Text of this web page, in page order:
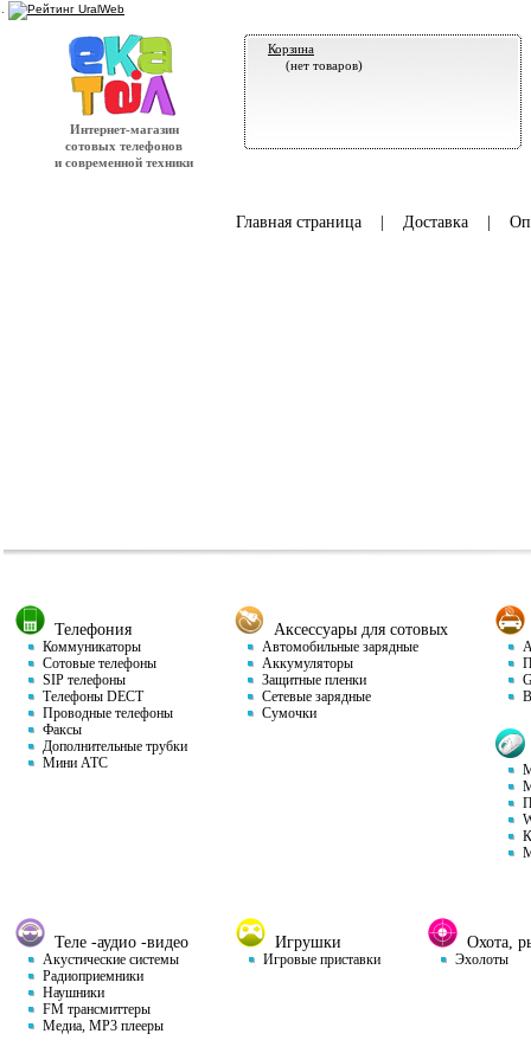
Интернет-магазин
сотовых телефонов
и современной техники
Корзина
(нет товаров)
Главная страница| Доставка|
Телефония
Коммуникаторы
Сотовые телефоны
SIP телефоны
Телефоны DECT
Проводные телефоны
Факсы
Дополнительные трубки
Мини АТС
Аксессуары для сотовых
Автомобильные зарядные
Аккумуляторы
Защитные пленки
Сетевые зарядные
Сумочки
Теле -аудио -видео
Акустические системы
Радиоприемники
Наушники
FM трансмиттеры
Медиа, MP3 плееры
Игрушки
Игровые приставки
Охота,
Эхолоты